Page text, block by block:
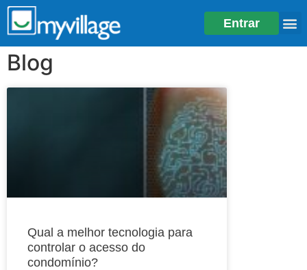
Entrar
Blog
Qual a melhor tecnologia para
controlar o acesso do
condomínio?